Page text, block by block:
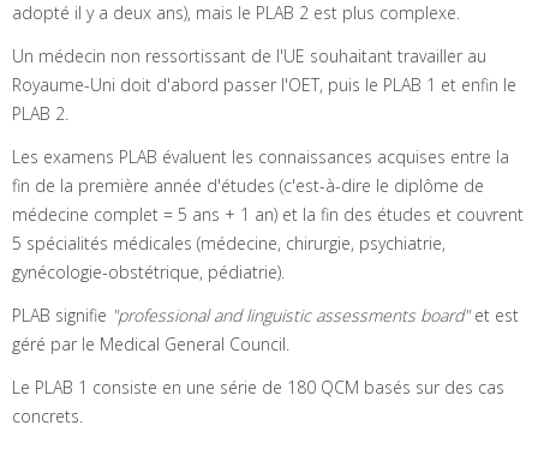
adopté il y a deux ans), mais le PLAB 2 est plus complexe.
Un médecin non ressortissant de l'UE souhaitant travailler au
Royaume-Uni doit d'abord passer l'OET, puis le PLAB 1 et enfin le
PLAB 2.
Les examens PLAB évaluent les connaissances acquises entre la
fin de la première année d'études (c'est-à-dire le diplôme de
médecine complet = 5 ans + 1 an) et la fin des études et couvrent
5 spécialités médicales (médecine, chirurgie, psychiatrie,
gynécologie-obstétrique, pédiatrie).
PLAB signifie "professional and linguistic assessments board"et est
géré par le Medical General Council.
Le PLAB 1 consiste en une série de 180 QCM basés sur des cas
concrets.